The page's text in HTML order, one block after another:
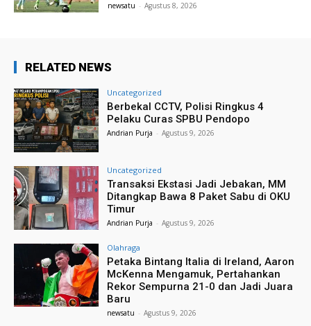
newsatu - Agustus 8, 2026
RELATED NEWS
Uncategorized
Berbekal CCTV, Polisi Ringkus 4
Pelaku Curas SPBU Pendopo
Andrian Purja - Agustus 9, 2026
Uncategorized
Transaksi Ekstasi Jadi Jebakan, MM
Ditangkap Bawa 8 Paket Sabu di OKU
Timur
Andrian Purja - Agustus 9, 2026
Olahraga
Petaka Bintang Italia di Ireland, Aaron
McKenna Mengamuk, Pertahankan
Rekor Sempurna 21-0 dan Jadi Juara
Baru
newsatu - Agustus 9, 2026